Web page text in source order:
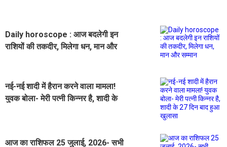
Daily horoscope : आज बदलेगी इन
राशियों की तकदीर, मिलेगा धन, मान और
नई-नई शादी में हैरान करने वाला मामला!
युवक बोला- मेरी पत्नी किन्नर है, शादी के
आज का राशिफल 25 जुलाई, 2026- सभी